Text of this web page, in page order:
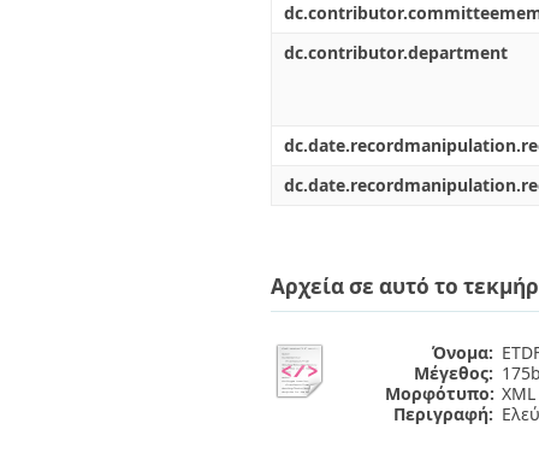
dc.contributor.department
Αρχεία σε αυτό το
Όνομα:
Μέγεθος:
Μορφότυπο: XML
Περιγραφή: